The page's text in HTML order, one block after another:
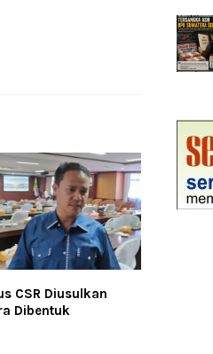
CSR Diusulkan
Dibentuk